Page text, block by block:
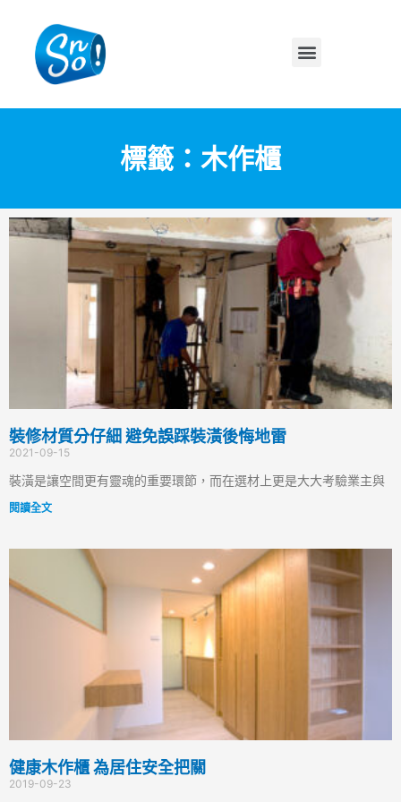
標籤：木作櫃
裝修材質分仔細 避免誤踩裝潢後悔地雷
2021-09-15
裝潢是讓空間更有靈魂的重要環節，而在選材上更是大大考驗業主與
閱讀全文
健康木作櫃 為居住安全把關
2019-09-23